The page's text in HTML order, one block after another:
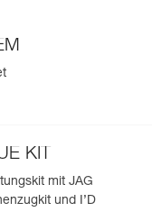
KIT
mit JAG
und I’D